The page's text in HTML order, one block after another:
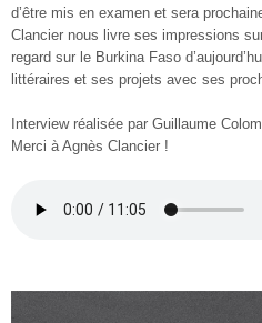
d’être mis en examen et sera
Clancier nous livre ses impressions
regard sur le Burkina Faso
littéraires et ses projets avec ses
Interview réalisée par Guillaume
Merci à Agnès Clancier !